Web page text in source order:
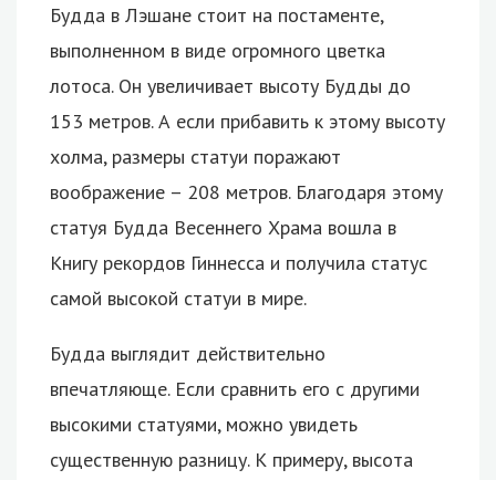
Будда в Лэшане стоит на постаменте,
выполненном в виде огромного цветка
лотоса. Он увеличивает высоту Будды до
153 метров. А если прибавить к этому высоту
холма, размеры статуи поражают
воображение – 208 метров. Благодаря этому
статуя Будда Весеннего Храма вошла в
Книгу рекордов Гиннесса и получила статус
самой высокой статуи в мире.
Будда выглядит действительно
впечатляюще. Если сравнить его с другими
высокими статуями, можно увидеть
существенную разницу. К примеру, высота